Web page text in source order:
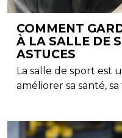
COMMENT
À LA SALLE DE
ASTUCES
La salle de sport est
améliorer sa santé,